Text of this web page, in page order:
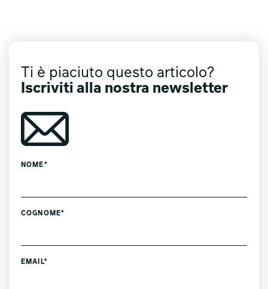
Ti è piaciuto questo articolo?
Iscriviti alla nostra newsletter
NOME*
COGNOME*
EMAIL*